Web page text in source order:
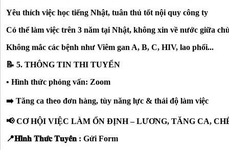
Yêu thích việc học tiếng Nhật, tuân thủ tốt nội quy công ty
Có thể làm việc trên 3 năm tại Nhật, không xin về nước giữa
Không mắc các bệnh như Viêm gan A, B, C, HIV, lao phổi...
📝 5. THÔNG TIN THI TUYỂN
• Hình thức phỏng vấn: Zoom
➡️ Tăng ca theo đơn hàng, tùy năng lực & thái độ làm việc
📢 CƠ HỘI VIỆC LÀM ỔN ĐỊNH – LƯƠNG, TĂNG CA,
📍𝐇𝐢̀𝐧𝐡 𝐓𝐡𝐮̛́𝐜 𝐓𝐮𝐲𝐞̂̉𝐧 : Gửi Form